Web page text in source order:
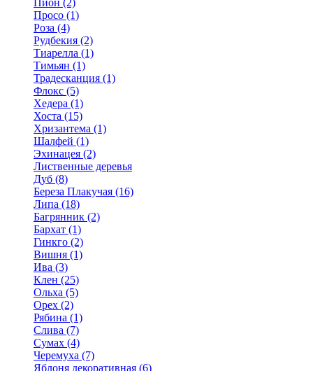
Пион (2)
Просо (1)
Роза (4)
Рудбекия (2)
Тиарелла (1)
Тимьян (1)
Традесканция (1)
Флокс (5)
Хедера (1)
Хоста (15)
Хризантема (1)
Шалфей (1)
Эхинацея (2)
Лиственные деревья
Дуб (8)
Береза Плакучая (16)
Липа (18)
Багрянник (2)
Бархат (1)
Гинкго (2)
Вишня (1)
Ива (3)
Клен (25)
Ольха (5)
Орех (2)
Рябина (1)
Слива (7)
Сумах (4)
Черемуха (7)
Яблоня декоративная (6)